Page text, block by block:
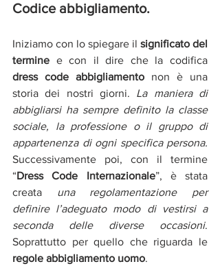
Codice abbigliamento.
Iniziamo con lo spiegare il significato del
termine
dress code abbigliamento non è una
storia dei nostri giorni. La maniera di
abbigliarsi ha sempre definito la classe
sociale, la professione o il gruppo di
appartenenza di ogni specifica persona.
Successivamente poi, con il termine
“Dress Code Internazionale”, è stata
creata una regolamentazione per
definire l’adeguato modo di vestirsi a
seconda delle diverse occasioni.
Soprattutto per quello che riguarda le
regole abbigliamento uomo.